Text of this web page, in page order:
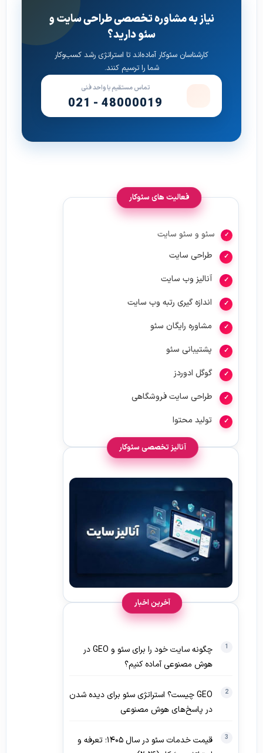
نیاز به مشاوره تخصصی طراحی سایت و
سئو دارید؟
کارشناسان سئوکار آماده‌اند تا استراتژی رشد کسب‌وکار
شما را ترسیم کنند.
تماس مستقیم با واحد فنی
021 - 48000019
فعالیت های سئوکار
سئو و سئو سایت
طراحی سایت
آنالیز وب سایت
اندازه گیری رتبه وب سایت
مشاوره رایگان سئو
پشتیبانی سئو
گوگل ادوردز
طراحی سایت فروشگاهی
تولید محتوا
آنالیز تخصصی سئوکار
آخرین اخبار
چگونه سایت خود را برای سئو و GEO در
هوش مصنوعی آماده کنیم؟
GEO چیست؟ استراتژی سئو برای دیده‌ شدن
در پاسخ‌های هوش مصنوعی
قیمت خدمات سئو در سال ۱۴۰۵؛ تعرفه و